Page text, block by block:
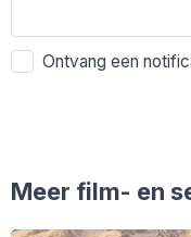
Ontvang een
Meer film- en